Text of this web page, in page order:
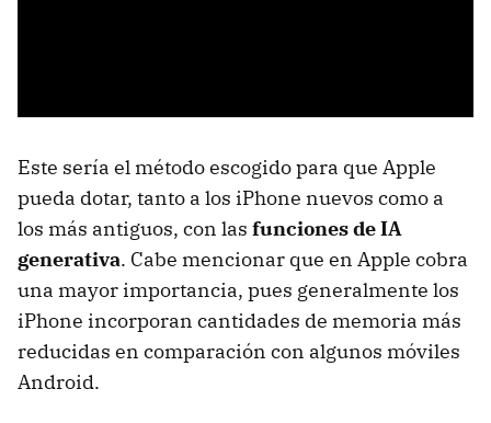
Este sería el método escogido para que Apple
pueda dotar, tanto a los iPhone nuevos como a
los más antiguos, con las funciones de IA
generativa. Cabe mencionar que en Apple cobra
una mayor importancia, pues generalmente los
iPhone incorporan cantidades de memoria más
reducidas en comparación con algunos móviles
Android.